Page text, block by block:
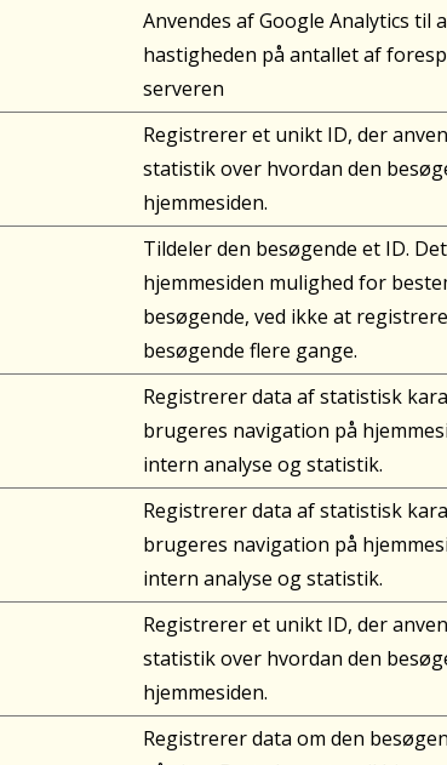
Anvendes af Google Analytics til
hastigheden på antallet af
serveren
Registrerer et unikt ID, der
statistik over hvordan den
hjemmesiden.
Tildeler den besøgende et ID.
hjemmesiden mulighed for
besøgende, ved ikke at
besøgende flere gange.
Registrerer data af statistisk
brugeres navigation på
intern analyse og statistik.
Registrerer data af statistisk
brugeres navigation på
intern analyse og statistik.
Registrerer et unikt ID, der
statistik over hvordan den
hjemmesiden.
Registrerer data om den